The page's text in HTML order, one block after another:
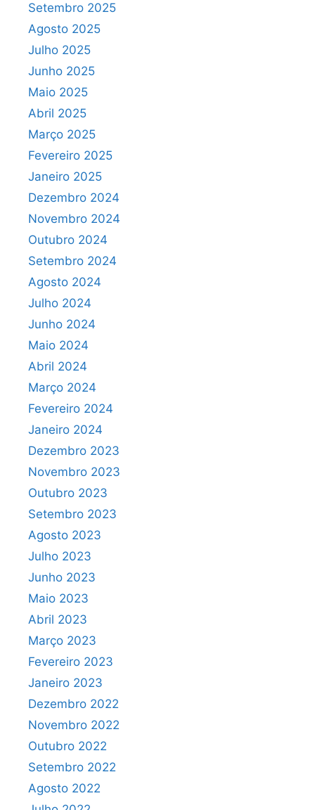
Setembro 2025
Agosto 2025
Julho 2025
Junho 2025
Maio 2025
Abril 2025
Março 2025
Fevereiro 2025
Janeiro 2025
Dezembro 2024
Novembro 2024
Outubro 2024
Setembro 2024
Agosto 2024
Julho 2024
Junho 2024
Maio 2024
Abril 2024
Março 2024
Fevereiro 2024
Janeiro 2024
Dezembro 2023
Novembro 2023
Outubro 2023
Setembro 2023
Agosto 2023
Julho 2023
Junho 2023
Maio 2023
Abril 2023
Março 2023
Fevereiro 2023
Janeiro 2023
Dezembro 2022
Novembro 2022
Outubro 2022
Setembro 2022
Agosto 2022